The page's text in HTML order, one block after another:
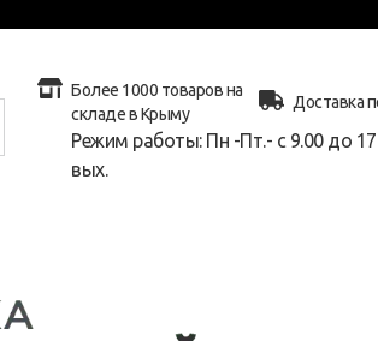
Более 1000 товаров на
складе в Крыму
Доставка
Режим работы: Пн -Пт.- с 9.00 до
вых.